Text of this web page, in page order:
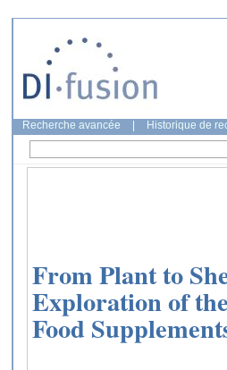
Recherche avancée Historique de
From Plant to
Exploration of
Food